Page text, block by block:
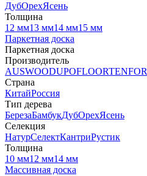
ДубОрехЯсень
Толщина
12 мм13 мм14 мм15 мм
Паркетная доска
Паркетная доска
Производитель
AUSWOODUPOFLOORTENFOR
Страна
КитайРоссия
Тип дерева
БерезаБамбукДубОрехЯсень
Селекция
НатурСелектКантриРустик
Толщина
10 мм12 мм14 мм
Массивная доска